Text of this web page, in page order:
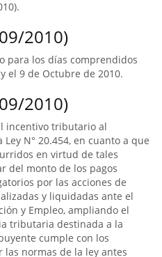
2010)
para los días comprendidos
el 9 de Octubre de 2010.
2010)
incentivo tributario al
N° 20.454, en cuanto a que
en virtud de tales
del monto de los pagos
por las acciones de
y liquidadas ante el
y Empleo, ampliando el
tributaria destinada a la
cumple con los
normas de la ley antes